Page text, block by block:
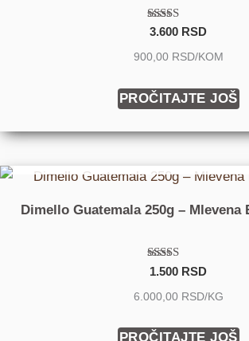
Ocenjeno sa
od 5
3.600 RSD
900,00 RSD/KOM
PROČITAJTE JOŠ
Dimello Guatemala 250g – Mlevena
Ocenjeno sa
od 5
1.500 RSD
6.000,00 RSD/KG
PROČITAJTE JOŠ